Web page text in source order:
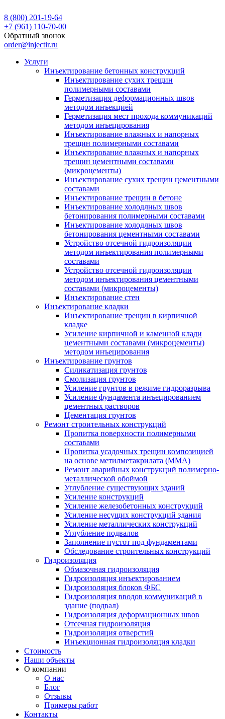
8 (800) 201-19-64
+7 (961) 110-70-00
Обратный звонок
order@injectir.ru
Услуги
Инъектирование бетонных конструкций
Инъектирование сухих трещин
полимерными составами
Герметизация деформационных швов
методом инъекцией
Герметизация мест прохода коммуникаций
методом инъецирования
Инъектирование влажных и напорных
трещин полимерными составами
Инъектирование влажных и напорных
трещин цементными составами
(микроцементы)
Инъектирование сухих трещин цементными
составами
Инъектирование трещин в бетоне
Инъектирование холодлных швов
бетонирования полимерными составами
Инъектирование холодлных швов
бетонирования цементными составами
Устройство отсечной гидроизоляции
методом инъектирования полимерными
составами
Устройство отсечной гидроизоляции
методом инъектирования цементными
составами (микроцементы)
Инъектирование стен
Инъектирование кладки
Инъектирование трещин в кирпичной
кладке
Усиление кирпичной и каменной клади
цементными составами (микроцементы)
методом инъецирования
Инъектирование грунтов
Силикатизация грунтов
Смолизация грунтов
Усиление грунтов в режиме гидроразрыва
Усиление фундамента инъецированием
цементных растворов
Цементация грунтов
Ремонт строительных конструкций
Пропитка поверхности полимерными
составами
Пропитка усадочных трещин композицией
на основе метилметакрилата (ММА)
Ремонт аварийных конструкций полимерно-
металлической обоймой
Углубление существующих зданий
Усиление конструкций
Усиление железобетонных конструкций
Усиление несущих конструкций здания
Усиление металлических конструкций
Углубление подвалов
Заполнение пустот под фундаментами
Обследование строительных конструкций
Гидроизоляция
Обмазочная гидроизоляция
Гидроизоляция инъектированием
Гидроизоляция блоков ФБС
Гидроизоляция вводов коммуникаций в
здание (подвал)
Гидроизоляция деформационных швов
Отсечная гидроизоляция
Гидроизоляция отверстий
Инъекционная гидроизоляция кладки
Стоимость
Наши объекты
О компании
О нас
Блог
Отзывы
Примеры работ
Контакты